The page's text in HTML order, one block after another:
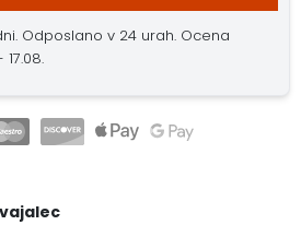
Odposlano v 24 urah. Ocena
17.08.